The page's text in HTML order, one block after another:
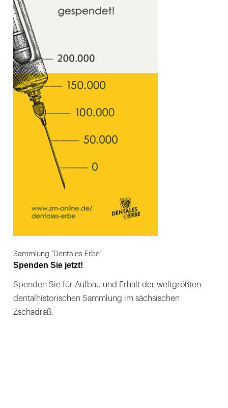
Sammlung "Dentales Erbe"
Spenden Sie jetzt!
Spenden Sie für Aufbau und Erhalt der weltgrößten
dentalhistorischen Sammlung im sächsischen
Zschadraß.